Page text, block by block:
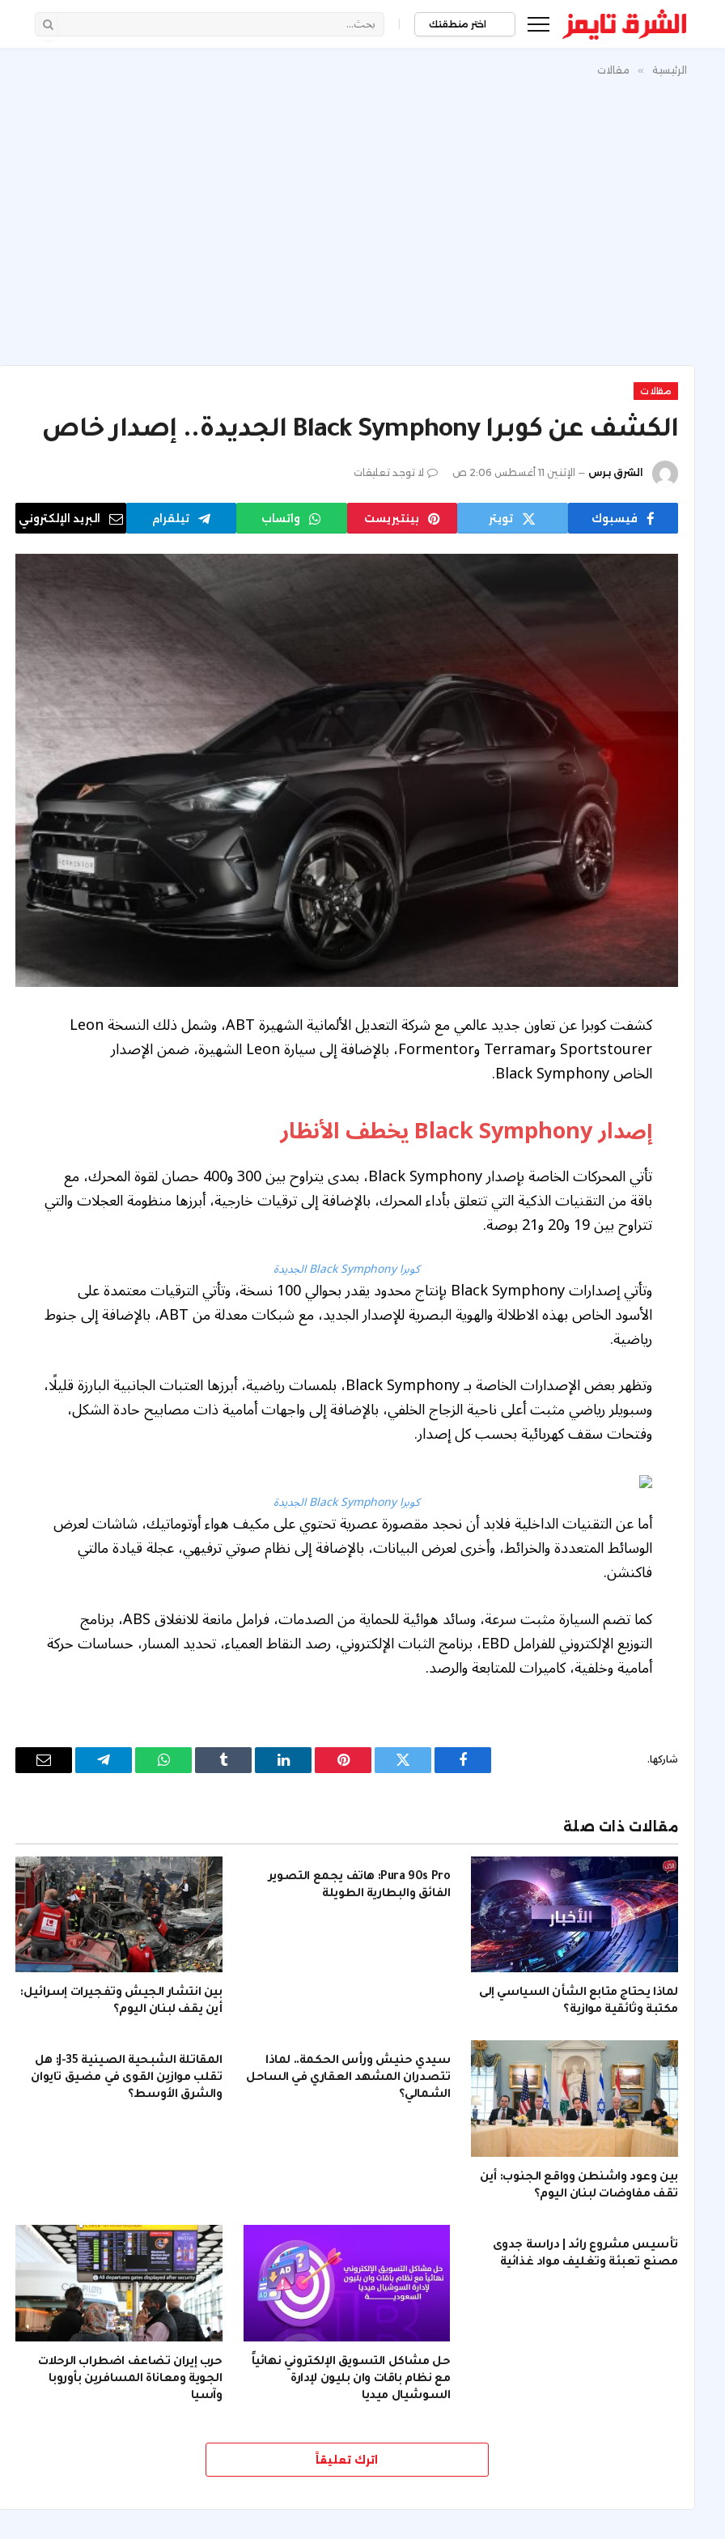
اختر منطقتك |
الرئيسية » مقالات
مقالات
الكشف عن كوبرا Black Symphony الجديدة.. إصدار خاص
الشرق برس الإثنين 11 أغسطس 2:06 ص لا توجد تعليقات
فيسبوك تويتر بينتيريست واتساب تيلقرام البريد الإلكتروني
كشفت كوبرا عن تعاون جديد عالمي مع شركة التعديل الألمانية الشهيرة ABT، وشمل ذلك النسخة Leon
Sportstourer وTerramar وFormentor، بالإضافة إلى سيارة Leon الشهيرة، ضمن الإصدار
الخاص Black Symphony.
إصدار Black Symphony يخطف الأنظار
تأتي المحركات الخاصة بإصدار Black Symphony، بمدى يتراوح بين 300 و400 حصان لقوة المحرك، مع
باقة من التقنيات الذكية التي تتعلق بأداء المحرك، بالإضافة إلى ترقيات خارجية، أبرزها منظومة العجلات والتي
تتراوح بين 19 و20 و21 بوصة.
كوبرا Black Symphony الجديدة
وتأتي إصدارات Black Symphony بإنتاج محدود يقدر بحوالي 100 نسخة، وتأتي الترقيات معتمدة على
الأسود الخاص بهذه الاطلالة والهوية البصرية للإصدار الجديد، مع شبكات معدلة من ABT، بالإضافة إلى جنوط
رياضية.
وتظهر بعض الإصدارات الخاصة بـ Black Symphony، بلمسات رياضية، أبرزها العتبات الجانبية البارزة قليلًا،
وسبويلر رياضي مثبت أعلى ناحية الزجاج الخلفي، بالإضافة إلى واجهات أمامية ذات مصابيح حادة الشكل،
وفتحات سقف كهربائية بحسب كل إصدار.
كوبرا Black Symphony الجديدة
أما عن التقنيات الداخلية فلابد أن نحجد مقصورة عصرية تحتوي على مكيف هواء أوتوماتيك، شاشات لعرض
الوسائط المتعددة والخرائط، وأخرى لعرض البيانات، بالإضافة إلى نظام صوتي ترفيهي، عجلة قيادة مالتي
فاكنشن.
كما تضم السيارة مثبت سرعة، وسائد هوائية للحماية من الصدمات، فرامل مانعة للانغلاق ABS، برنامج
التوزيع الإلكتروني للفرامل EBD، برنامج الثبات الإلكتروني، رصد النقاط العمياء، تحديد المسار، حساسات حركة
أمامية وخلفية، كاميرات للمتابعة والرصد.
شاركها.
فيسبوك تويتر بينتيريستلينكدإن Tumblr واتساب تيلقرام
البريد
مقالات ذات صلة
لماذا يحتاج متابع الشأن السياسي إلى
مكتبة وثائقية موازية؟
Pura 90s Pro: هاتف يجمع التصوير
الفائق والبطارية الطويلة
بين انتشار الجيش وتفجيرات إسرائيل:
أين يقف لبنان اليوم؟
بين وعود واشنطن وواقع الجنوب: أين
تقف مفاوضات لبنان اليوم؟
سيدي حنيش ورأس الحكمة.. لماذا
تتصدران المشهد العقاري في الساحل
الشمالي؟
المقاتلة الشبحية الصينية J-35: هل
تقلب موازين القوى في مضيق تايوان
والشرق الأوسط؟
تأسيس مشروع رائد | دراسة جدوى
مصنع تعبئة وتغليف مواد غذائية
حل مشاكل التسويق الإلكتروني نهائياً
مع نظام باقات وان بليون لإدارة
السوشيال ميديا
حرب إيران تضاعف اضطراب الرحلات
الجوية ومعاناة المسافرين بأوروبا
وآسيا
اترك تعليقاً